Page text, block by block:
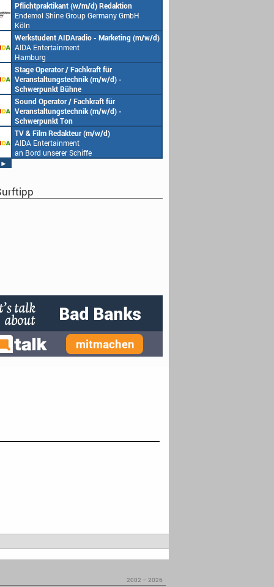
Pflichtpraktikant (w/m/d) Redaktion
Endemol Shine Group Germany GmbH
Köln
Werkstudent AIDAradio - Marketing (m/w/d)
AIDA Entertainment
Hamburg
Stage Operator / Fachkraft für
Veranstaltungstechnik (m/w/d) -
Schwerpunkt Bühne
AIDA Entertainment
an Bord unserer Schiffe
Sound Operator / Fachkraft für
Veranstaltungstechnik (m/w/d) -
Schwerpunkt Ton
AIDA Entertainment
an Bord unserer Schiffe
TV & Film Redakteur (m/w/d)
AIDA Entertainment
an Bord unserer Schiffe
►
2002 – 2026